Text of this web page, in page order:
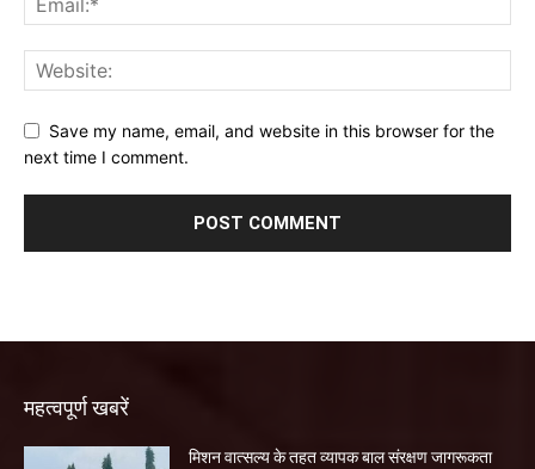
Save my name, email, and website in this browser for the
next time I comment.
महत्वपूर्ण खबरें
मिशन वात्सल्य के तहत व्यापक बाल संरक्षण जागरूकता